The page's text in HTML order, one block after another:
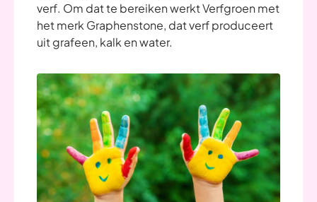
verf. Om dat te bereiken werkt Verfgroen met
het merk Graphenstone, dat verf produceert
uit grafeen, kalk en water.